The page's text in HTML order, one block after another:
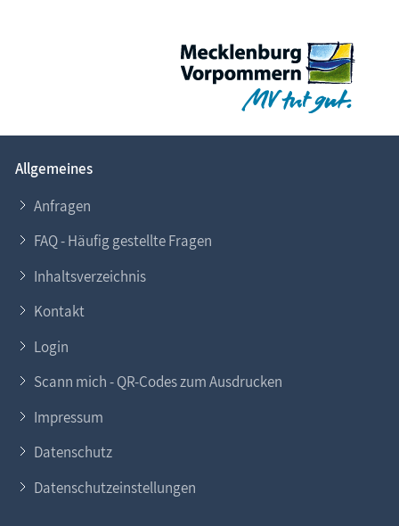
Allgemeines
Anfragen
FAQ - Häufig gestellte Fragen
Inhaltsverzeichnis
Kontakt
Login
Scann mich - QR-Codes zum Ausdrucken
Impressum
Datenschutz
Datenschutzeinstellungen